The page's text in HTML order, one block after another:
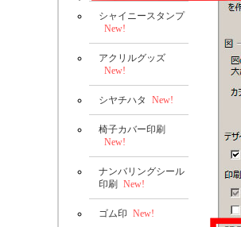
シャイニースタンプ
New!
アクリルグッズ
New!
シヤチハタ New!
椅子カバー印刷
New!
ナンバリングシール
印刷 New!
ゴム印 New!